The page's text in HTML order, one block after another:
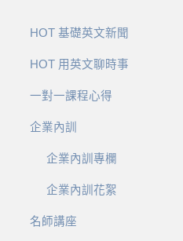
HOT 基礎英文新聞
HOT 用英文聊時事
一對一課程心得
企業內訓
企業內訓專欄
企業內訓花絮
名師講座